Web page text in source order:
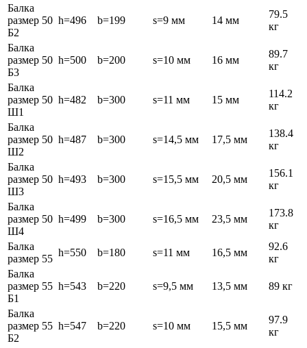
Балка
размер 50
Б2
h=496 b=199 s=9 мм 14 мм
79.5
кг
Балка
размер 50
Б3
h=500 b=200 s=10 мм 16 мм
89.7
кг
Балка
размер 50
Ш1
h=482 b=300 s=11 мм 15 мм
114.2
кг
Балка
размер 50
Ш2
h=487 b=300 s=14,5 мм 17,5 мм
138.4
кг
Балка
размер 50
Ш3
h=493 b=300 s=15,5 мм 20,5 мм
156.1
кг
Балка
размер 50
Ш4
h=499 b=300 s=16,5 мм 23,5 мм
173.8
кг
Балка
размер 55
h=550 b=180 s=11 мм 16,5 мм
92.6
кг
Балка
размер 55
Б1
h=543 b=220 s=9,5 мм 13,5 мм 89 кг
Балка
размер 55
Б2
h=547 b=220 s=10 мм 15,5 мм
97.9
кг